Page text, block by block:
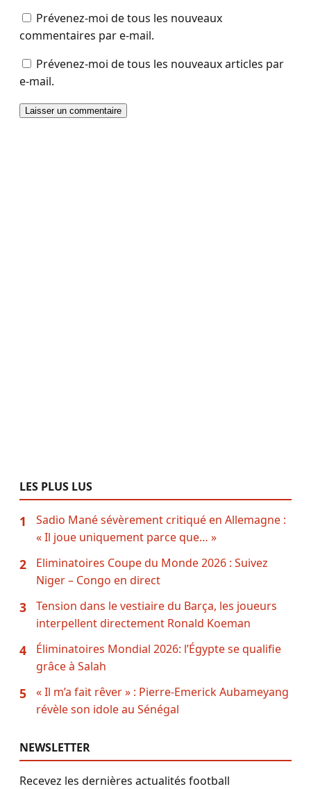
Prévenez-moi de tous les nouveaux
commentaires par e-mail.
Prévenez-moi de tous les nouveaux articles par
e-mail.
LES PLUS LUS
1
Sadio Mané sévèrement critiqué en Allemagne :
« Il joue uniquement parce que… »
2
Eliminatoires Coupe du Monde 2026 : Suivez
Niger – Congo en direct
3
Tension dans le vestiaire du Barça, les joueurs
interpellent directement Ronald Koeman
4
Éliminatoires Mondial 2026: l’Égypte se qualifie
grâce à Salah
5
« Il m’a fait rêver » : Pierre-Emerick Aubameyang
révèle son idole au Sénégal
NEWSLETTER
Recevez les dernières actualités football